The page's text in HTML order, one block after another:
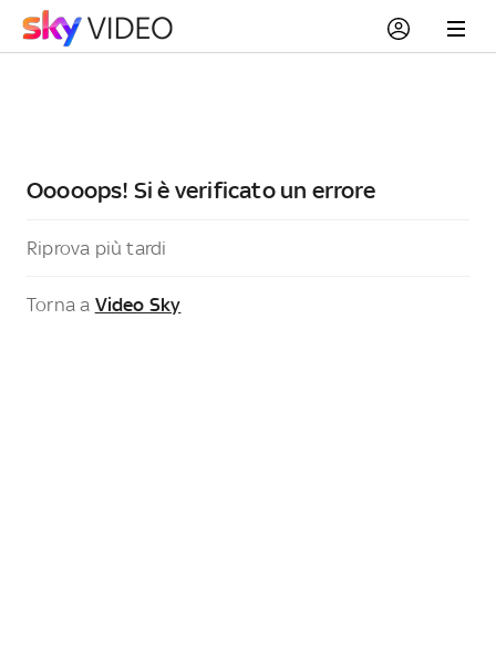
Ooooops! Si è verificato un errore
Riprova più tardi
Torna a Video Sky